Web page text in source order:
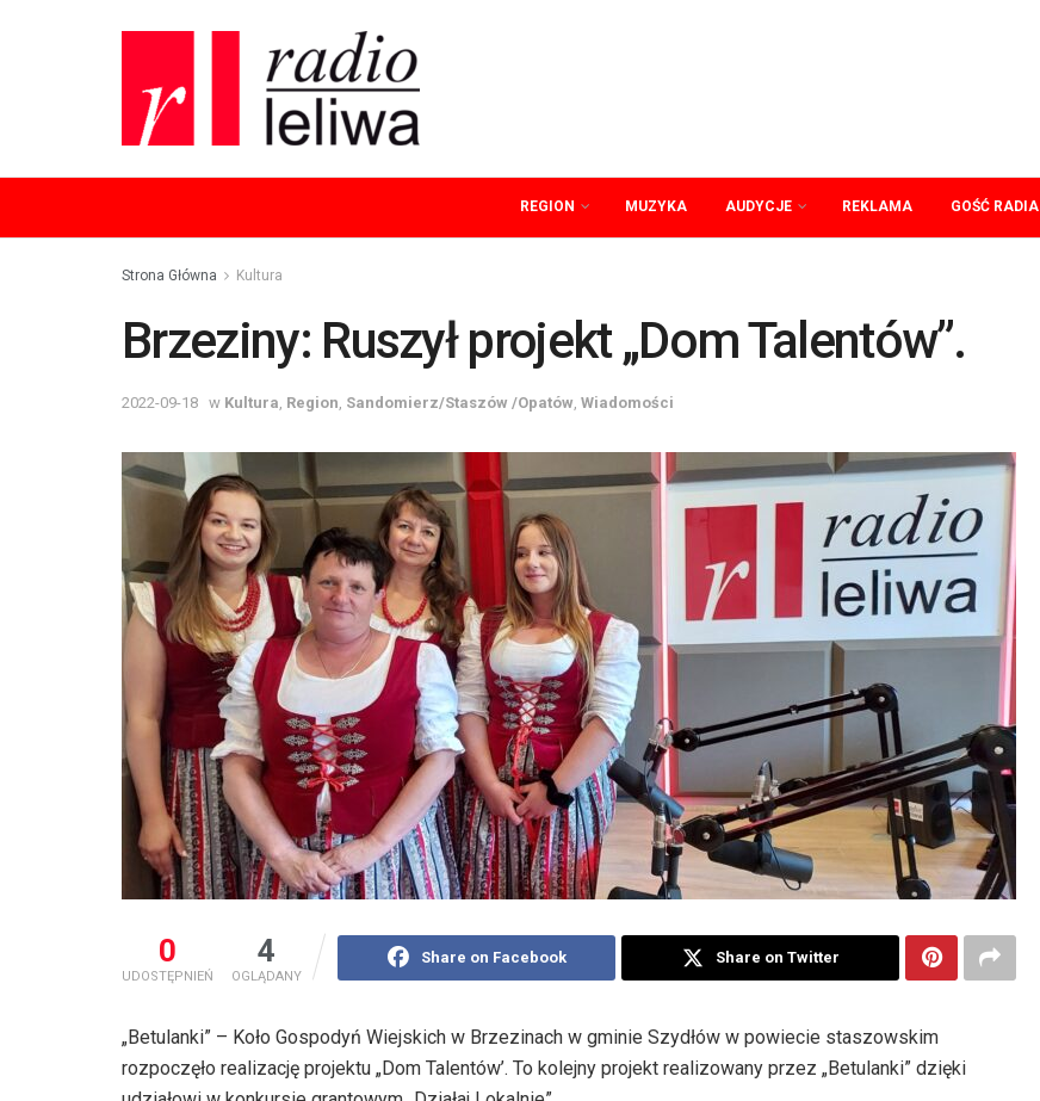
REGION MUZYKA AUDYCJE REKLAMA GOŚĆ RADIA
Strona Główna Kultura
Brzeziny: Ruszył projekt „Dom Talentów”.
2022-09-18 w Kultura Region Sandomierz/Staszów /Opatów Wiadomości
0
UDOSTĘPNIEŃ
4
OGLĄDANY
Share on Facebook Share on Twitter
„Betulanki” – Koło Gospodyń Wiejskich w Brzezinach w gminie Szydłów w powiecie staszowskim
rozpoczęło realizację projektu „Dom Talentów’. To kolejny projekt realizowany przez „Betulanki” dzięki